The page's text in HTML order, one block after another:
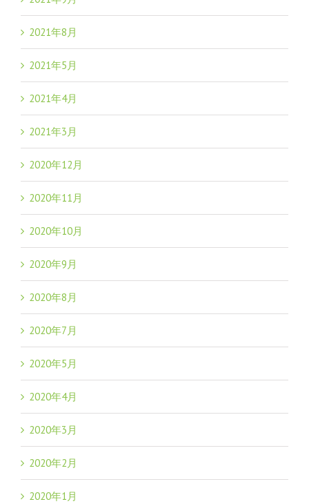
2021年8月
2021年5月
2021年4月
2021年3月
2020年12月
2020年11月
2020年10月
2020年9月
2020年8月
2020年7月
2020年5月
2020年4月
2020年3月
2020年2月
2020年1月